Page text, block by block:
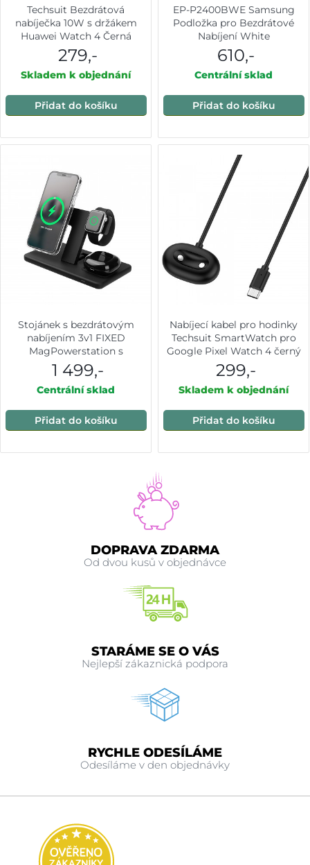
Techsuit Bezdrátová
nabíječka 10W s držákem
Huawei Watch 4 Černá
279,-
Skladem k objednání
Přidat do košíku
EP-P2400BWE Samsung
Podložka pro Bezdrátové
Nabíjení White
610,-
Centrální sklad
Přidat do košíku
Stojánek s bezdrátovým
nabíjením 3v1 FIXED
MagPowerstation s
podporou uchycení MagSafe,
15W+15W+5W, černý
1 499,-
Centrální sklad
Přidat do košíku
Nabíjecí kabel pro hodinky
Techsuit SmartWatch pro
Google Pixel Watch 4 černý
299,-
Skladem k objednání
Přidat do košíku
DOPRAVA ZDARMA
Od dvou kusů v objednávce
STARÁME SE O VÁS
Nejlepší zákaznická podpora
RYCHLE ODESÍLÁME
Odesíláme v den objednávky